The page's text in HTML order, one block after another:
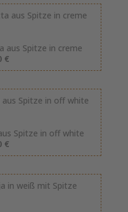
aus Spitze in creme
€
Spitze in off white
€